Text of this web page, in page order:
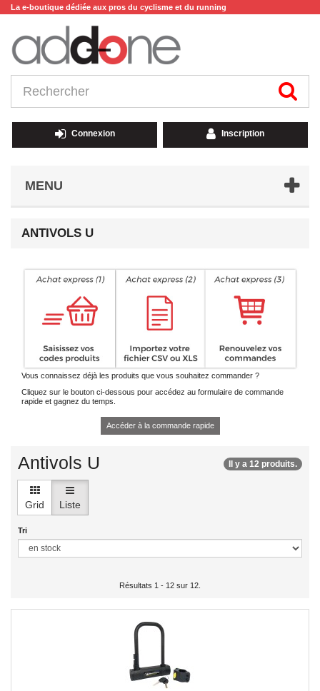
La e-boutique dédiée aux pros du cyclisme et du running
Connexion Inscription
MENU
ANTIVOLS U
Vous connaissez déjà les produits que vous souhaitez commander ?
Cliquez sur le bouton ci-dessous pour accédez au formulaire de commande
rapide et gagnez du temps.
Accéder à la commande rapide
Antivols U Il y a 12 produits.
Grid Liste
Tri
Résultats 1 - 12 sur 12.